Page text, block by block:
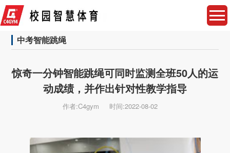
中考智能跳绳
惊奇一分钟智能跳绳可同时监测全班50人的运
动成绩，并作出针对性教学指导
作者:C4gym 时间:2022-08-02